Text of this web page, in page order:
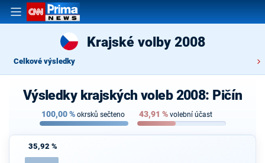
Krajské volby 2008
Celkové výsledky
Výsledky krajských voleb 2008: Pičín
100,00% okrsků sečteno 43,91 % volební účast
35,92 %